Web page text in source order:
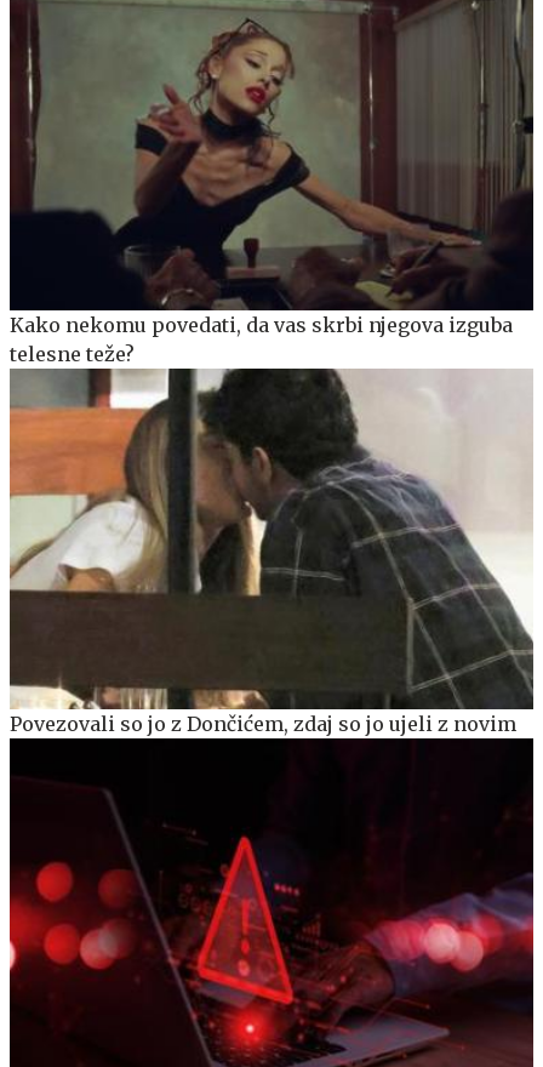
Kako nekomu povedati, da vas skrbi njegova izguba
telesne teže?
Povezovali so jo z Dončićem, zdaj so jo ujeli z novim